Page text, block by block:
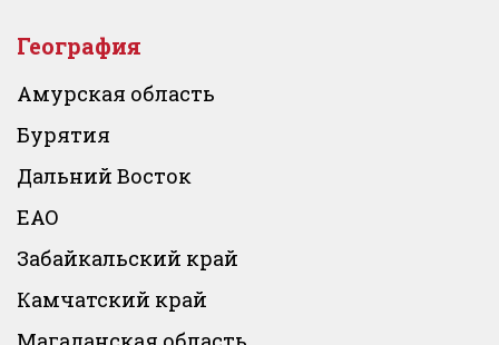
География
Амурская область
Бурятия
Дальний Восток
ЕАО
Забайкальский край
Камчатский край